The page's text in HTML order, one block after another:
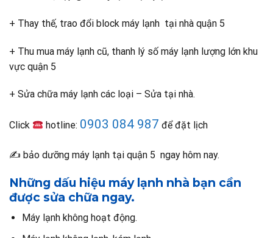
+ Thay thế, trao đổi block máy lạnh tại nhà quận 5
+ Thu mua máy lạnh cũ, thanh lý số máy lạnh lượng lớn khu
vực quận 5
+ Sửa chữa máy lạnh các loại – Sửa tại nhà.
Click hotline: 0903 084 987 để đặt lịch
✍️ bảo dưỡng máy lạnh tại quận 5 ngay hôm nay.
Những dấu hiệu máy lạnh nhà bạn cần
được sửa chữa ngay.
Máy lạnh không hoạt động.